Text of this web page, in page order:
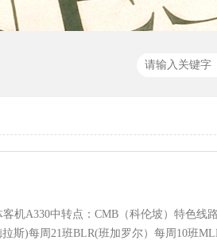
机A330中转点：CMB（科伦坡）特色线
斯)每周21班BLR(班加罗尔）每周10班